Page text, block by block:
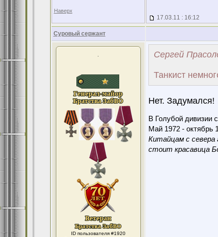
Наверх
17.03.11 : 16:12
Суровый сержант
.
ID пользователя #1920
Сергей
Танкист
Нет. Задумался!
В Голубой дивизии
Май 1972 - октябрь
Китайцам с севера
стоит красавица